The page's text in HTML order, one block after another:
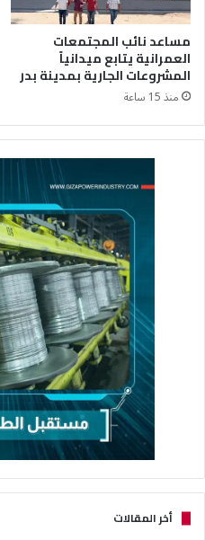
مساعد نائب المجتمعات
العمرانية يتابع ميدانياً
المشروعات الجارية بمدينة بدر
منذ 15 ساعة
أخر المقالات